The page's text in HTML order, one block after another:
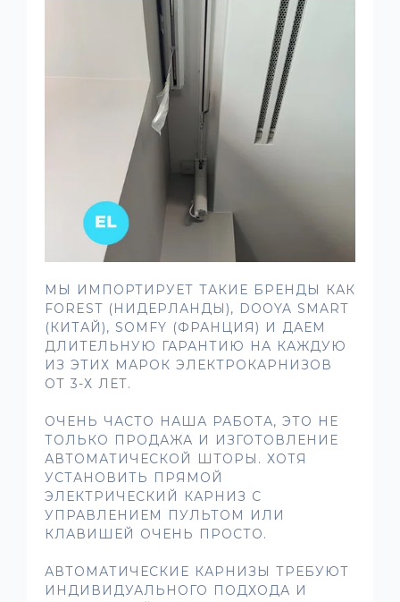
МЫ ИМПОРТИРУЕТ ТАКИЕ БРЕНДЫ КАК
FOREST (НИДЕРЛАНДЫ), DOOYA SMART
(КИТАЙ), SOMFY (ФРАНЦИЯ) И ДАЕМ
ДЛИТЕЛЬНУЮ ГАРАНТИЮ НА КАЖДУЮ
ИЗ ЭТИХ МАРОК ЭЛЕКТРОКАРНИЗОВ
ОТ 3-Х ЛЕТ.
ОЧЕНЬ ЧАСТО НАША РАБОТА, ЭТО НЕ
ТОЛЬКО ПРОДАЖА И ИЗГОТОВЛЕНИЕ
АВТОМАТИЧЕСКОЙ ШТОРЫ. ХОТЯ
УСТАНОВИТЬ ПРЯМОЙ
ЭЛЕКТРИЧЕСКИЙ КАРНИЗ С
УПРАВЛЕНИЕМ ПУЛЬТОМ ИЛИ
КЛАВИШЕЙ ОЧЕНЬ ПРОСТО.
АВТОМАТИЧЕСКИЕ КАРНИЗЫ ТРЕБУЮТ
ИНДИВИДУАЛЬНОГО ПОДХОДА И